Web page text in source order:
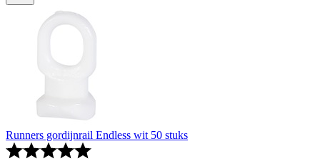
Runners gordijnrail Endless wit 50 stuks